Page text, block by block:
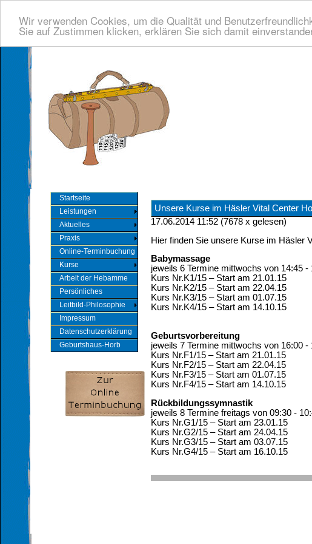
Wir verwenden Cookies, um die Qualität und
Sie auf Zustimmen klicken, erklären Sie sich damit
Startseite
Leistungen
Aktuelles
Praxis
Online-Terminbuchung
Kurse
Arbeit der Hebamme
Persönliches
Leitbild-Philosophie
Impressum
Datenschutzerklärung
Geburtshaus-Horb
Unsere Kurse im Häsler Vital Center
17.06.2014 11:52 (7678 x gelesen)
Hier finden Sie unsere Kurse im Häsler
Babymassage
jeweils 6 Termine mittwochs von 14:45 -
Kurs Nr.K1/15 – Start am 21.01.15
Kurs Nr.K2/15 – Start am 22.04.15
Kurs Nr.K3/15 – Start am 01.07.15
Kurs Nr.K4/15 – Start am 14.10.15
Geburtsvorbereitung
jeweils 7 Termine mittwochs von 16:00 -
Kurs Nr.F1/15 – Start am 21.01.15
Kurs Nr.F2/15 – Start am 22.04.15
Kurs Nr.F3/15 – Start am 01.07.15
Kurs Nr.F4/15 – Start am 14.10.15
Rückbildungssymnastik
jeweils 8 Termine freitags von 09:30 -
Kurs Nr.G1/15 – Start am 23.01.15
Kurs Nr.G2/15 – Start am 24.04.15
Kurs Nr.G3/15 – Start am 03.07.15
Kurs Nr.G4/15 – Start am 16.10.15